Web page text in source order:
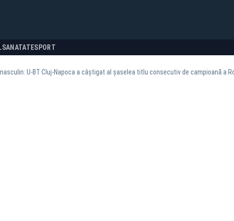
SANATATESPORT
U-BT Cluj-Napoca a câștigat al șaselea titlu consecutiv de campioană a